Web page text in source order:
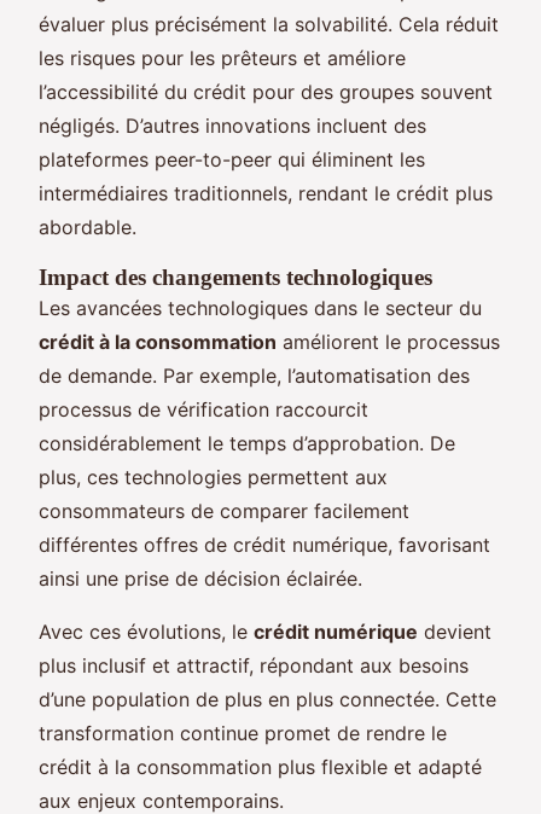
évaluer plus précisément la solvabilité. Cela réduit
les risques pour les prêteurs et améliore
l’accessibilité du crédit pour des groupes souvent
négligés. D’autres innovations incluent des
plateformes peer-to-peer qui éliminent les
intermédiaires traditionnels, rendant le crédit plus
abordable.
Impact des changements technologiques
Les avancées technologiques dans le secteur du
crédit à la consommation améliorent le processus
de demande. Par exemple, l’automatisation des
processus de vérification raccourcit
considérablement le temps d’approbation. De
plus, ces technologies permettent aux
consommateurs de comparer facilement
différentes offres de crédit numérique, favorisant
ainsi une prise de décision éclairée.
Avec ces évolutions, le crédit numérique devient
plus inclusif et attractif, répondant aux besoins
d’une population de plus en plus connectée. Cette
transformation continue promet de rendre le
crédit à la consommation plus flexible et adapté
aux enjeux contemporains.